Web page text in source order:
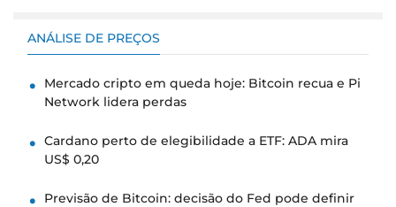
ANÁLISE DE PREÇOS
Mercado cripto em queda hoje: Bitcoin recua e Pi
Network lidera perdas
Cardano perto de elegibilidade a ETF: ADA mira
US$ 0,20
Previsão de Bitcoin: decisão do Fed pode definir